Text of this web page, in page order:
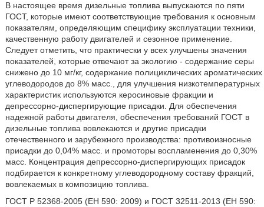
В настоящее время дизельные топлива выпускаются по пяти
ГОСТ, которые имеют соответствующие требования к основным
показателям, определяющим специфику эксплуатации техники,
качественную работу двигателей и сезонное применение.
Следует отметить, что практически у всех улучшены значения
показателей, которые отвечают за экологию - содержание серы
снижено до 10 мг/кг, содержание полициклических ароматических
углеводородов до 8% масс., для улучшения низкотемпературных
характеристик используются керосиновые фракции и
депрессорно-диспергирующие присадки. Для обеспечения
надежной работы двигателя, обеспечения требований ГОСТ в
дизельные топлива вовлекаются и другие присадки
отечественного и зарубежного производства: противоизносные
присадки до 0,04% масс. и промоторы воспламенения до 0,30%
масс. Концентрация депрессорно-диспергирующих присадок
подбирается к конкретному углеводородному составу фракций,
вовлекаемых в композицию топлива.
ГОСТ Р 52368-2005 (ЕН 590: 2009) и ГОСТ 32511-2013 (ЕН 590: